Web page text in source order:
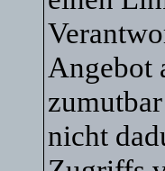
Angebot
nicht